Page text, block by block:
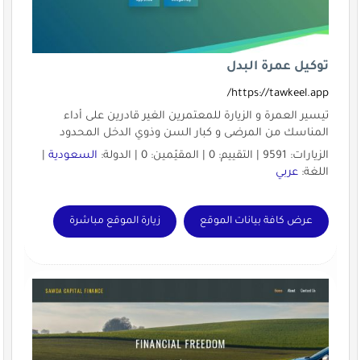
توكيل عمرة البدل
https://tawkeel.app/
تيسير العمرة و الزيارة للمعتمرين الغير قادرين على أداء
المناسك من المرضى و كبار السن وذوي الدخل المحدود
الزيارات: 9591 | التقييم: 0 | المقيّمين: 0 | الدولة:
السعودية|
اللغة: عربي
عرض كافة بيانات الموقع زيارة الموقع مباشرة